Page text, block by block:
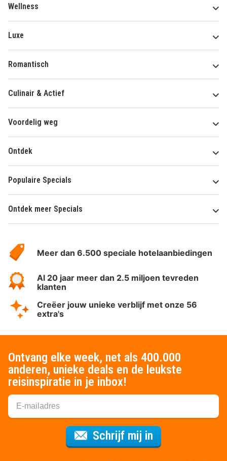
Wellness
Luxe
Romantisch
Culinair & Actief
Voordelig weg
Ontdek
Populaire Specials
Ontdek meer Specials
HotelSpecials
Meer dan 6.500 speciale hotelaanbiedingen
Al 20 jaar meer dan 2.5 miljoen tevreden
klanten
Creëer jouw unieke verblijf met onze 56
extra's
Ontvang elke week, net als 400.000
anderen, unieke deals en de leukste
reisinspiratie in je inbox!
Schrijf mij in